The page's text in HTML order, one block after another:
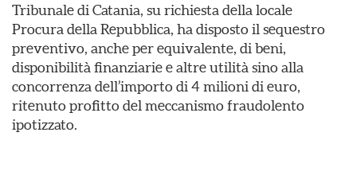
Tribunale di Catania, su richiesta della locale
Procura della Repubblica, ha disposto il sequestro
preventivo, anche per equivalente, di beni,
disponibilità finanziarie e altre utilità sino alla
concorrenza dell’importo di 4 milioni di euro,
ritenuto profitto del meccanismo fraudolento
ipotizzato.